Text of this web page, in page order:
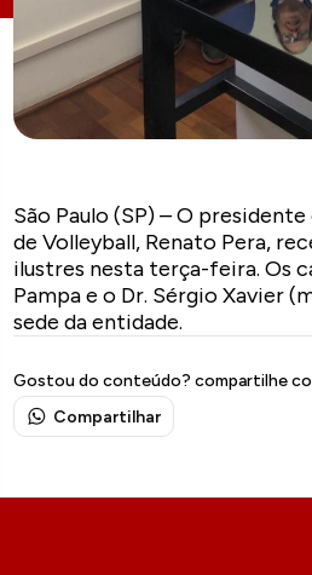
São Paulo (SP) – O
de Volleyball, Renato Pera,
ilustres nesta terça-feira. Os
Pampa e o Dr. Sérgio Xavier
sede da entidade.
Gostou do conteúdo? compartilhe
Compartilhar